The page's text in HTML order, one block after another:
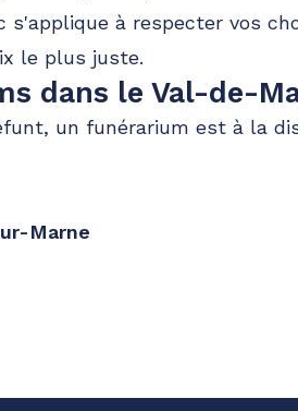
s'applique à respecter vos
le plus juste.
dans le Val-de-
un funérarium est à la
Marne